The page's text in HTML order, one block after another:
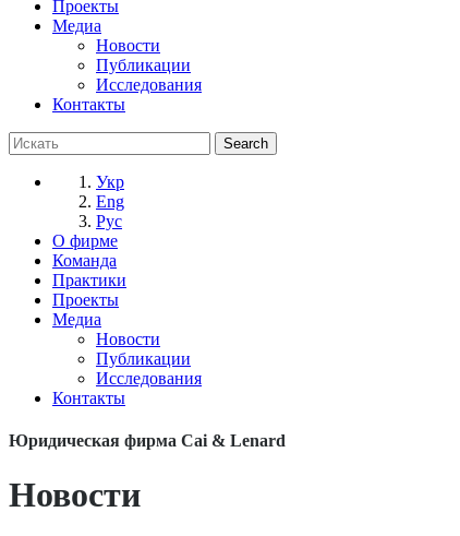
Проекты
Медиа
Новости
Публикации
Исследования
Контакты
Укр
Eng
Рус
О фирме
Команда
Практики
Проекты
Медиа
Новости
Публикации
Исследования
Контакты
Юридическая фирма Cai & Lenard
Новости